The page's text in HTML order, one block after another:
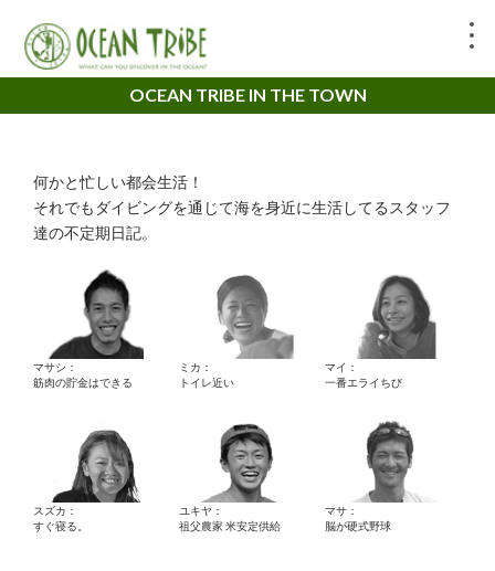
OCEAN TRIBE IN THE TOWN
何かと忙しい都会生活！
それでもダイビングを通じて海を身近に生活してるスタッフ
達の不定期日記。
マサシ：
筋肉の貯金はできる
ミカ：
トイレ近い
マイ：
一番エライちび
スズカ：
すぐ寝る。
ユキヤ：
祖父農家 米安定供給
マサ：
脳が硬式野球